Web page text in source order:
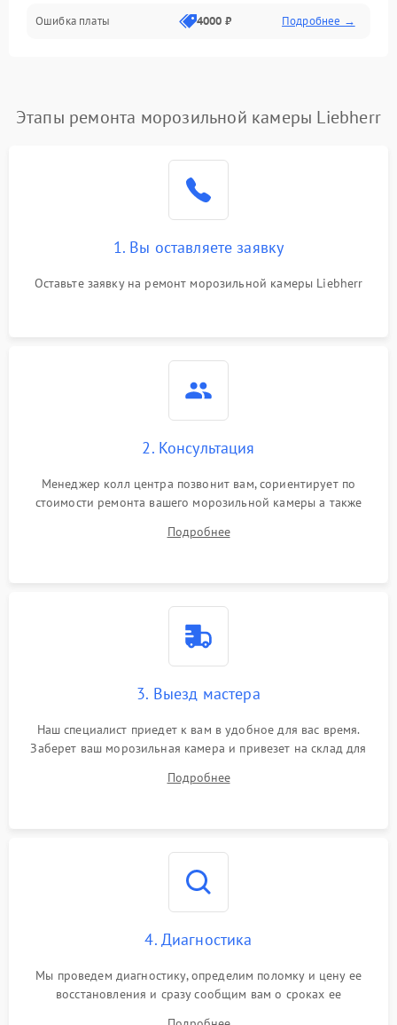
Ошибка платы 4000 ₽ Подробнее →
Этапы ремонта морозильной камеры Liebherr
1. Вы оставляете заявку
Оставьте заявку на ремонт морозильной камеры Liebherr
2. Консультация
Менеджер колл центра позвонит вам, сориентирует по
стоимости ремонта вашего морозильной камеры а также
Подробнее
3. Выезд мастера
Наш специалист приедет к вам в удобное для вас время.
Заберет ваш морозильная камера и привезет на склад для
Подробнее
4. Диагностика
Мы проведем диагностику, определим поломку и цену ее
восстановления и сразу сообщим вам о сроках ее